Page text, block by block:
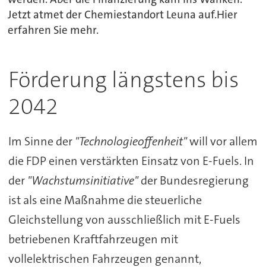
Jetzt atmet der Chemiestandort Leuna auf.Hier
erfahren Sie mehr.
Förderung längstens bis
2042
Im Sinne der "Technologieoffenheit"will vor allem
die FDP einen verstärkten Einsatz von E-Fuels. In
der "Wachstumsinitiative"der Bundesregierung
ist als eine Maßnahme die steuerliche
Gleichstellung von ausschließlich mit E-Fuels
betriebenen Kraftfahrzeugen mit
vollelektrischen Fahrzeugen genannt,